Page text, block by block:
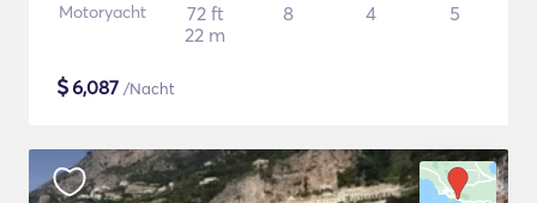
Motoryacht
72 ft
22 m
8 4 5
$6,087 /Nacht